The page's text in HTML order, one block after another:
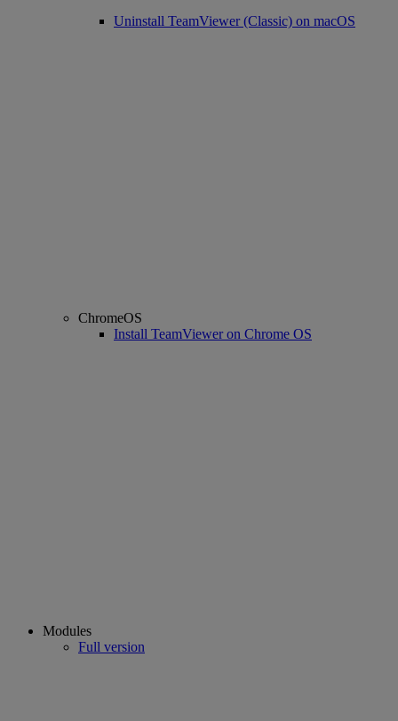
Uninstall TeamViewer (Classic) on macOS
ChromeOS
Install TeamViewer on Chrome OS
Modules
Full version